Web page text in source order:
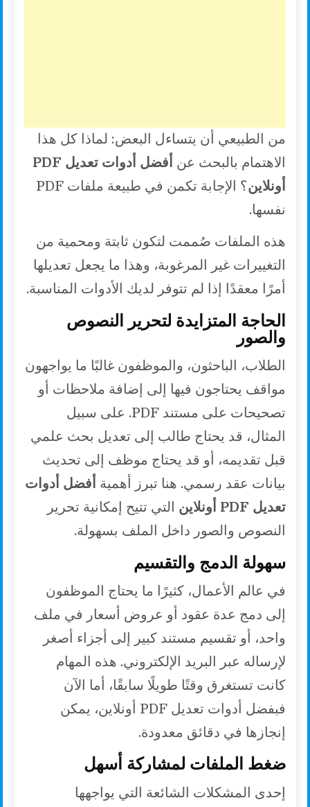
من الطبيعي أن يتساءل البعض: لماذا كل هذا
الاهتمام بالبحث عن
أفضل أدوات تعديل PDF
أونلاين
؟ الإجابة تكمن في طبيعة ملفات PDF
نفسها.
هذه الملفات صُممت لتكون ثابتة ومحمية من
التغييرات غير المرغوبة، وهذا ما يجعل تعديلها
أمرًا معقدًا إذا لم تتوفر لديك الأدوات المناسبة.
الحاجة المتزايدة لتحرير النصوص
والصور
الطلاب، الباحثون، والموظفون غالبًا ما يواجهون
مواقف يحتاجون فيها إلى إضافة ملاحظات أو
تصحيحات على مستند PDF. على سبيل
المثال، قد يحتاج طالب إلى تعديل بحث علمي
قبل تقديمه، أو قد يحتاج موظف إلى تحديث
بيانات عقد رسمي. هنا تبرز أهمية أفضل أدوات
تعديل PDF أونلاين
التي تتيح إمكانية تحرير
النصوص والصور داخل الملف بسهولة.
سهولة الدمج والتقسيم
في عالم الأعمال، كثيرًا ما يحتاج الموظفون
إلى دمج عدة عقود أو عروض أسعار في ملف
واحد، أو تقسيم مستند كبير إلى أجزاء أصغر
لإرساله عبر البريد الإلكتروني. هذه المهام
كانت تستغرق وقتًا طويلًا سابقًا، أما الآن
فبفضل أدوات تعديل PDF أونلاين، يمكن
إنجازها في دقائق معدودة.
ضغط الملفات لمشاركة أسهل
إحدى المشكلات الشائعة التي يواجهها